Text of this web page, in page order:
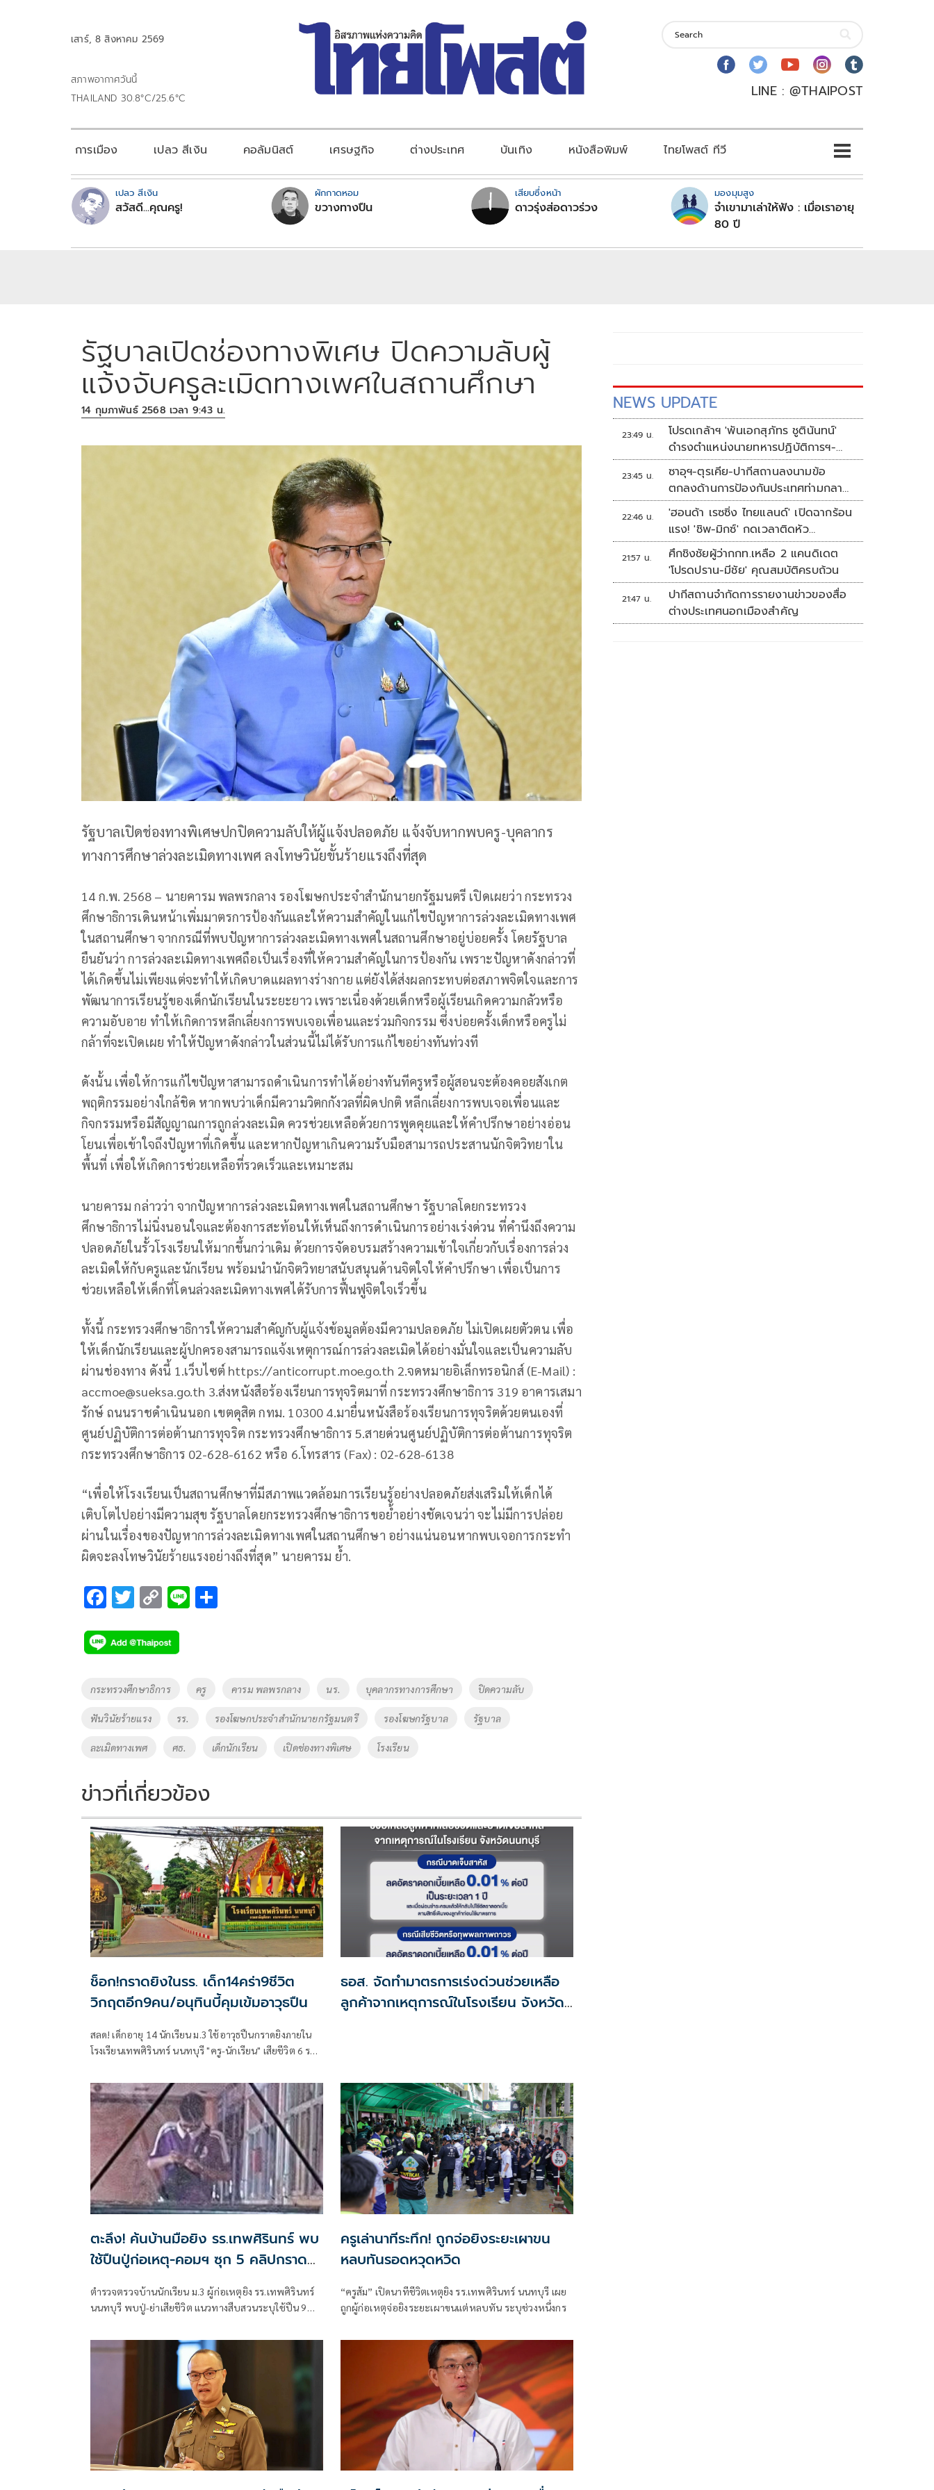
เสาร์, 8 สิงหาคม 2569
สภาพอากาศวันนี้
THAILAND 30.8°C/25.6°C
LINE : @THAIPOST
การเมือง เปลว สีเงิน คอลัมนิสต์ เศรษฐกิจ ต่างประเทศ บันเทิง หนังสือพิมพ์ ไทยโพสต์ ทีวี
เปลว สีเงิน
สวัสดี...คุณครู!
ผักกาดหอม
ขวางทางปืน
เสียบซึ่งหน้า
ดาวรุ่งส่อดาวร่วง
มองมุมสูง
จำเขามาเล่าให้ฟัง : เมื่อเราอายุ
80 ปี
รัฐบาลเปิดช่องทางพิเศษ ปิดความลับผู้
แจ้งจับครูละเมิดทางเพศในสถานศึกษา
14 กุมภาพันธ์ 2568 เวลา 9:43 น.
รัฐบาลเปิดช่องทางพิเศษปกปิดความลับให้ผู้แจ้งปลอดภัย แจ้งจับหากพบครู-บุคลากร
ทางการศึกษาล่วงละเมิดทางเพศ ลงโทษวินัยขั้นร้ายแรงถึงที่สุด
14 ก.พ. 2568 – นายคารม พลพรกลาง รองโฆษกประจำสำนักนายกรัฐมนตรี เปิดเผยว่า กระทรวง
ศึกษาธิการเดินหน้าเพิ่มมาตรการป้องกันและให้ความสำคัญในแก้ไขปัญหาการล่วงละเมิดทางเพศ
ในสถานศึกษา จากกรณีที่พบปัญหาการล่วงละเมิดทางเพศในสถานศึกษาอยู่บ่อยครั้ง โดยรัฐบาล
ยืนยันว่า การล่วงละเมิดทางเพศถือเป็นเรื่องที่ให้ความสำคัญในการป้องกัน เพราะปัญหาดังกล่าวที่
ได้เกิดขึ้นไม่เพียงแต่จะทำให้เกิดบาดแผลทางร่างกาย แต่ยังได้ส่งผลกระทบต่อสภาพจิตใจและการ
พัฒนาการเรียนรู้ของเด็กนักเรียนในระยะยาว เพราะเนื่องด้วยเด็กหรือผู้เรียนเกิดความกลัวหรือ
ความอับอาย ทำให้เกิดการหลีกเลี่ยงการพบเจอเพื่อนและร่วมกิจกรรม ซึ่งบ่อยครั้งเด็กหรือครูไม่
กล้าที่จะเปิดเผย ทำให้ปัญหาดังกล่าวในส่วนนี้ไม่ได้รับการแก้ไขอย่างทันท่วงที
ดังนั้น เพื่อให้การแก้ไขปัญหาสามารถดำเนินการทำได้อย่างทันทีครูหรือผู้สอนจะต้องคอยสังเกต
พฤติกรรมอย่างใกล้ชิด หากพบว่าเด็กมีความวิตกกังวลที่ผิดปกติ หลีกเลี่ยงการพบเจอเพื่อนและ
กิจกรรมหรือมีสัญญาณการถูกล่วงละเมิด ควรช่วยเหลือด้วยการพูดคุยและให้คำปรึกษาอย่างอ่อน
โยนเพื่อเข้าใจถึงปัญหาที่เกิดขึ้น และหากปัญหาเกินความรับมือสามารถประสานนักจิตวิทยาใน
พื้นที่ เพื่อให้เกิดการช่วยเหลือที่รวดเร็วและเหมาะสม
นายคารม กล่าวว่า จากปัญหาการล่วงละเมิดทางเพศในสถานศึกษา รัฐบาลโดยกระทรวง
ศึกษาธิการไม่นิ่งนอนใจและต้องการสะท้อนให้เห็นถึงการดำเนินการอย่างเร่งด่วน ที่คำนึงถึงความ
ปลอดภัยในรั้วโรงเรียนให้มากขึ้นกว่าเดิม ด้วยการจัดอบรมสร้างความเข้าใจเกี่ยวกับเรื่องการล่วง
ละเมิดให้กับครูและนักเรียน พร้อมนำนักจิตวิทยาสนับสนุนด้านจิตใจให้คำปรึกษา เพื่อเป็นการ
ช่วยเหลือให้เด็กที่โดนล่วงละเมิดทางเพศได้รับการฟื้นฟูจิตใจเร็วขึ้น
ทั้งนี้ กระทรวงศึกษาธิการให้ความสำคัญกับผู้แจ้งข้อมูลต้องมีความปลอดภัย ไม่เปิดเผยตัวตน เพื่อ
ให้เด็กนักเรียนและผู้ปกครองสามารถแจ้งเหตุการณ์การล่วงละเมิดได้อย่างมั่นใจและเป็นความลับ
ผ่านช่องทาง ดังนี้ 1.เว็บไซต์ https://anticorrupt.moe.go.th 2.จดหมายอิเล็กทรอนิกส์ (E-Mail) :
accmoe@sueksa.go.th 3.ส่งหนังสือร้องเรียนการทุจริตมาที่ กระทรวงศึกษาธิการ 319 อาคารเสมา
รักษ์ ถนนราชดำเนินนอก เขตดุสิต กทม. 10300 4.มายื่นหนังสือร้องเรียนการทุจริตด้วยตนเองที่
ศูนย์ปฏิบัติการต่อต้านการทุจริต กระทรวงศึกษาธิการ 5.สายด่วนศูนย์ปฏิบัติการต่อต้านการทุจริต
กระทรวงศึกษาธิการ 02-628-6162 หรือ 6.โทรสาร (Fax) : 02-628-6138
“เพื่อให้โรงเรียนเป็นสถานศึกษาที่มีสภาพแวดล้อมการเรียนรู้อย่างปลอดภัยส่งเสริมให้เด็กได้
เติบโตไปอย่างมีความสุข รัฐบาลโดยกระทรวงศึกษาธิการขอย้ำอย่างชัดเจนว่า จะไม่มีการปล่อย
ผ่านในเรื่องของปัญหาการล่วงละเมิดทางเพศในสถานศึกษา อย่างแน่นอนหากพบเจอการกระทำ
ผิดจะลงโทษวินัยร้ายแรงอย่างถึงที่สุด” นายคารม ย้ำ.
F
e
b
o
o
k
T
tt
er
C
p
y
Li
Li
Tags
กระทรวงศึกษาธิการ ครู คารม พลพรกลาง นร. บุคลากรทางการศึกษา ปิดความลับ
ฟันวินัยร้ายแรง รร. รองโฆษกประจำสำนักนายกรัฐมนตรี รองโฆษกรัฐบาล รัฐบาล
ละเมิดทางเพศ ศธ. เด็กนักเรียน เปิดช่องทางพิเศษ โรงเรียน
ข่าวที่เกี่ยวข้อง
ช็อก!กราดยิงในรร. เด็ก14คร่า9ชีวิต
วิกฤตอีก9คน/อนุทินบี้คุมเข้มอาวุธปืน
สลด! เด็กอายุ 14 นักเรียน ม.3 ใช้อาวุธปืนกราดยิงภายใน
โรงเรียนเทพศิรินทร์ นนทบุรี "ครู-นักเรียน" เสียชีวิต 6 ราย
บ้านพัก
ธอส. จัดทำมาตรการเร่งด่วนช่วยเหลือ
ลูกค้าจากเหตุการณ์ในโรงเรียน จังหวัด
ตะลึง! ค้นบ้านมือยิง รร.เทพศิรินทร์ พบ
ใช้ปืนปู่ก่อเหตุ-คอมฯ ซุก 5 คลิปกราด
ตำรวจตรวจบ้านนักเรียน ม.3 ผู้ก่อเหตุยิง รร.เทพศิรินทร์
นนทบุรี พบปู่-ย่าเสียชีวิต แนวทางสืบสวนระบุใช้ปืน 9
ครูเล่านาทีระทึก! ถูกจ่อยิงระยะเผาขน
หลบทันรอดหวุดหวิด
“ครูส้ม” เปิดนาทีชีวิตเหตุยิง รร.เทพศิรินทร์ นนทบุรี เผย
ถูกผู้ก่อเหตุจ่อยิงระยะเผาขนแต่หลบทัน ระบุช่วงหนึ่งกร
NEWS UPDATE
23:49 น.
โปรดเกล้าฯ 'พันเอกสุภัทร ชูตินันทน์'
ดำรงตำแหน่งนายทหารปฏิบัติการฯ-
พระราชทานยศ 'พลตรี'
23:45 น.
ซาอุฯ-ตุรเคีย-ปากีสถานลงนามข้อ
ตกลงด้านการป้องกันประเทศท่ามกลาง
สงครามในภูมิภาค
22:46 น.
'ฮอนด้า เรซซิ่ง ไทยแลนด์' เปิดฉากร้อน
แรง! 'ชิพ-มิกซ์' กดเวลาติดหัว
แถว ARRC สนาม 4 ที่มัลดาลิกา
21:57 น.
ศึกชิงชัยผู้ว่ากกท.เหลือ 2 แคนดิเดต
'โปรดปราน-มีชัย' คุณสมบัติครบถ้วน
21:47 น.
ปากีสถานจำกัดการรายงานข่าวของสื่อ
ต่างประเทศนอกเมืองสำคัญ